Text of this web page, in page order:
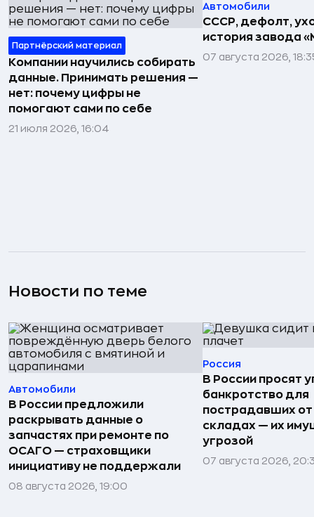
Партнёрский материал
Компании научились собирать
данные. Принимать решения —
нет: почему цифры не
помогают сами по себе
21 июля 2026, 16:04
Автомобили
СССР, дефолт,
история завода
07 августа 2026,
Новости по теме
Автомобили
В России предложили
раскрывать данные о
запчастях при ремонте по
ОСАГО — страховщики
инициативу не поддержали
08 августа 2026, 19:00
Россия
В России просят
банкротство для
пострадавших
складах — их
угрозой
07 августа 2026,